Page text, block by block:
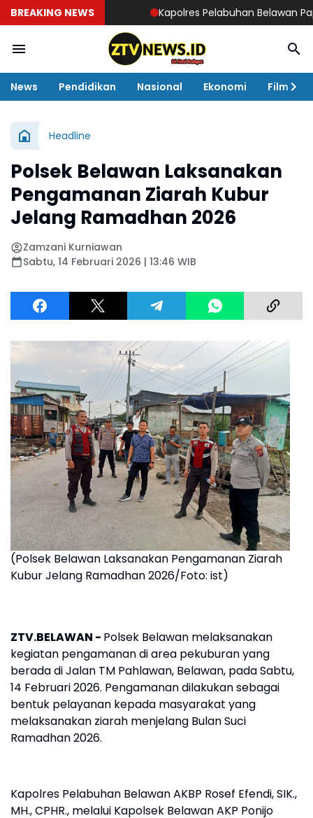
BREAKING NEWS Kapolres Pelabuhan Belawan
News Pendidikan Nasional Ekonomi Film
Headline
Polsek Belawan Laksanakan
Pengamanan Ziarah Kubur
Jelang Ramadhan 2026
Zamzani Kurniawan
Sabtu, 14 Februari 2026 | 13:46 WIB
(Polsek Belawan Laksanakan Pengamanan Ziarah
Kubur Jelang Ramadhan 2026/Foto: ist)
ZTV.BELAWAN - Polsek Belawan melaksanakan
kegiatan pengamanan di area pekuburan yang
berada di Jalan TM Pahlawan, Belawan, pada Sabtu,
14 Februari 2026. Pengamanan dilakukan sebagai
bentuk pelayanan kepada masyarakat yang
melaksanakan ziarah menjelang Bulan Suci
Ramadhan 2026.
Kapolres Pelabuhan Belawan AKBP Rosef Efendi, SIK.,
MH., CPHR., melalui Kapolsek Belawan AKP Ponijo